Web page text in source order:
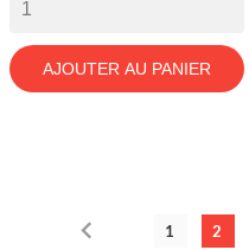
AJOUTER AU PANIER
 1 2